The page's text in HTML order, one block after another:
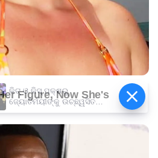
କିଟ୍‍ ଓ କିସ୍‍ ପକ୍ଷରୁ
ଜ୍ୟୋତିର୍ମୟୀଙ୍କୁ ଉଚ୍ଛ୍ୱସିତ
ସମ୍ବର୍ଦ୍ଧନା; ୫ଲକ୍ଷ ଟଙ୍କାର
ପ୍ରୋତ୍ସାହନ ରାଶି ପ୍ରଦାନ